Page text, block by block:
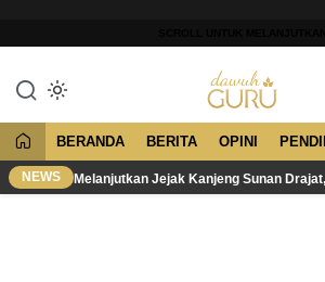
konten
Dawuh Guru
Merawat Tradisi, Membangun
BERANDA BERITA OPINI
NEWS Melanjutkan Jejak Kanjeng Sunan